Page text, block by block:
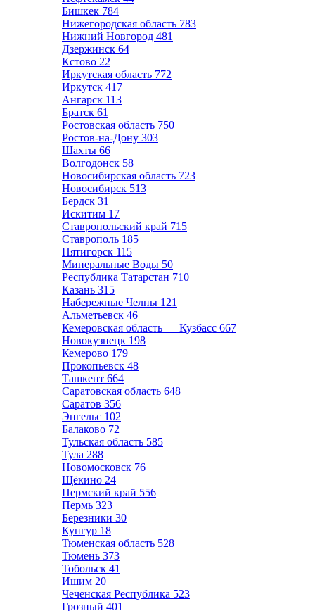
Бишкек 784
Нижегородская область 783
Нижний Новгород 481
Дзержинск 64
Кстово 22
Иркутская область 772
Иркутск 417
Ангарск 113
Братск 61
Ростовская область 750
Ростов-на-Дону 303
Шахты 66
Волгодонск 58
Новосибирская область 723
Новосибирск 513
Бердск 31
Искитим 17
Ставропольский край 715
Ставрополь 185
Пятигорск 115
Минеральные Воды 50
Республика Татарстан 710
Казань 315
Набережные Челны 121
Альметьевск 46
Кемеровская область — Кузбасс 667
Новокузнецк 198
Кемерово 179
Прокопьевск 48
Ташкент 664
Саратовская область 648
Саратов 356
Энгельс 102
Балаково 72
Тульская область 585
Тула 288
Новомосковск 76
Щёкино 24
Пермский край 556
Пермь 323
Березники 30
Кунгур 18
Тюменская область 528
Тюмень 373
Тобольск 41
Ишим 20
Чеченская Республика 523
Грозный 401